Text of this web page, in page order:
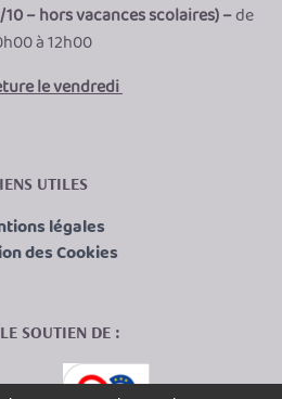
– hors vacances scolaires) –de
à 12h00
le vendredi
UTILES
légales
des Cookies
SOUTIEN DE :